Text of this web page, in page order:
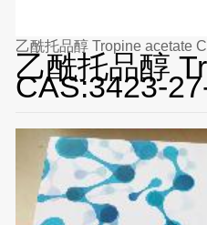
乙酰托品醇 Tropine acetate
乙酰托品醇
CAS:3423-